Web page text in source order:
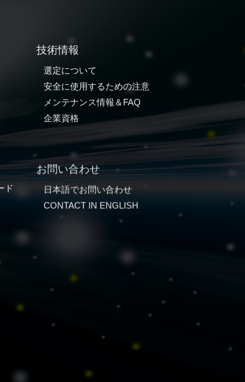
技術情報
選定について
安全に使用するための注意
メンテナンス情報＆FAQ
企業資格
ド
お問い合わせ
日本語でお問い合わせ
CONTACT IN ENGLISH